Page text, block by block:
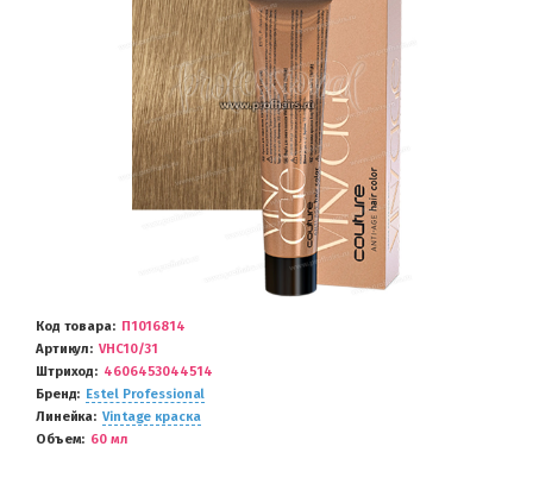
Код товара
П1016814
Артикул
VHC10/31
Штриход
4606453044514
Бренд
Estel Professional
Линейка
Vintage краска
Объем
60 мл